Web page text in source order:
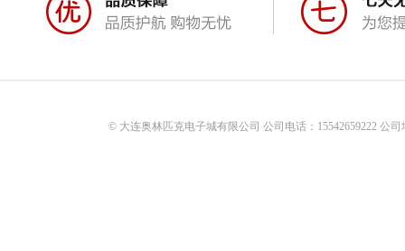
© 大连奥林匹克电子城有限公司 公司电话：15542659222 公